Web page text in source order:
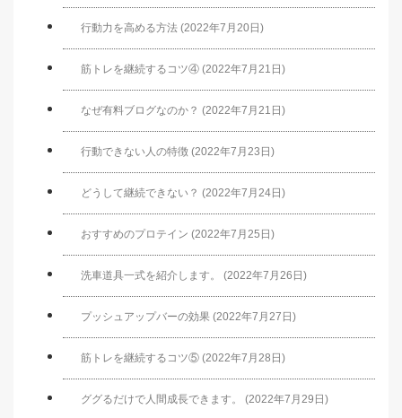
行動力を高める方法 (2022年7月20日)
筋トレを継続するコツ④ (2022年7月21日)
なぜ有料ブログなのか？ (2022年7月21日)
行動できない人の特徴 (2022年7月23日)
どうして継続できない？ (2022年7月24日)
おすすめのプロテイン (2022年7月25日)
洗車道具一式を紹介します。 (2022年7月26日)
プッシュアップバーの効果 (2022年7月27日)
筋トレを継続するコツ⑤ (2022年7月28日)
ググるだけで人間成長できます。 (2022年7月29日)